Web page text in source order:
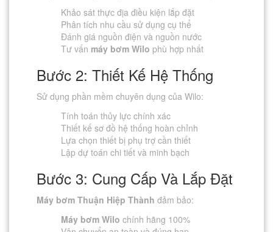
Khảo sát thực địa điều kiện lắp đặt
Phân tích nhu cầu sử dụng cụ thể
Đánh giá nguồn điện và nguồn nước
Tư vấn máy bơm Wilo phù hợp nhất
Bước 2: Thiết Kế Hệ Thống
Sử dụng phần mềm chuyên dụng của Wilo:
Tính toán thủy lực chính xác
Thiết kế sơ đồ hệ thống hoàn chỉnh
Lựa chọn thiết bị phụ trợ cần thiết
Lập dự toán chi tiết và minh bạch
Bước 3: Cung Cấp Và Lắp Đặt
Máy bơm Thuận Hiệp Thành đảm bảo:
Máy bơm Wilo chính hãng 100%